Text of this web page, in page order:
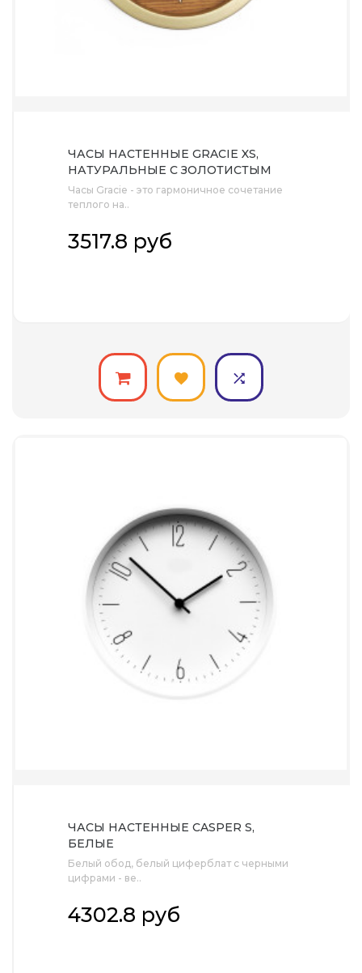
ЧАСЫ НАСТЕННЫЕ GRACIE XS,
НАТУРАЛЬНЫЕ С ЗОЛОТИСТЫМ
Часы Gracie - это гармоничное сочетание
теплого на..
3517.8 руб
ЧАСЫ НАСТЕННЫЕ CASPER S,
БЕЛЫЕ
Белый обод, белый циферблат с черными
цифрами - ве..
4302.8 руб